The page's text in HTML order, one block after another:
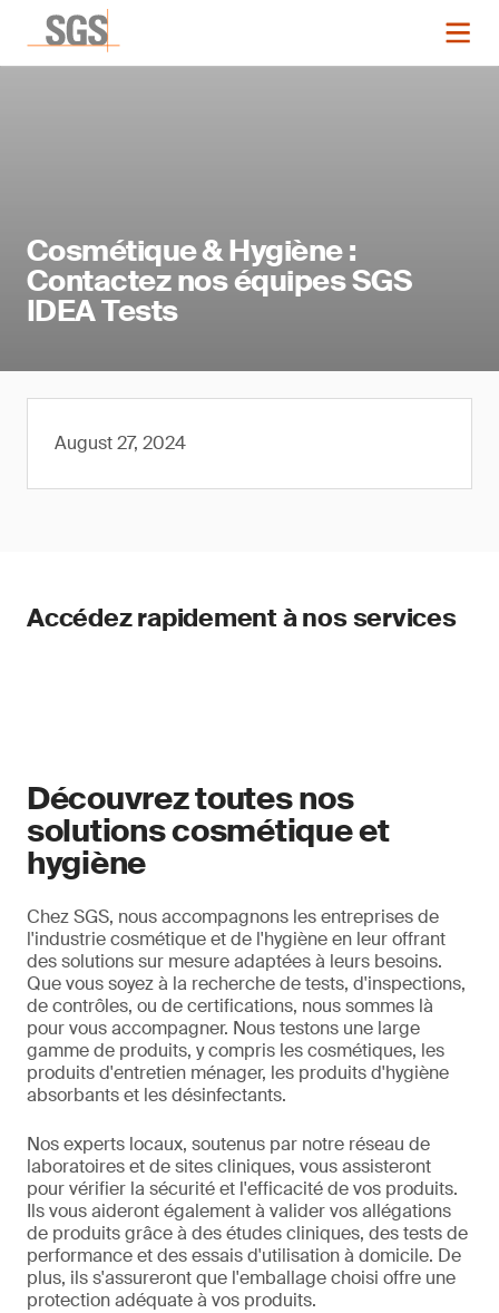
Cosmétique & Hygiène :
Contactez nos équipes SGS
IDEA Tests
August 27, 2024
Accédez rapidement à nos services
Découvrez toutes nos
solutions cosmétique et
hygiène
Chez SGS, nous accompagnons les entreprises de
l'industrie cosmétique et de l'hygiène en leur offrant
des solutions sur mesure adaptées à leurs besoins.
Que vous soyez à la recherche de tests, d'inspections,
de contrôles, ou de certifications, nous sommes là
pour vous accompagner. Nous testons une large
gamme de produits, y compris les cosmétiques, les
produits d'entretien ménager, les produits d'hygiène
absorbants et les désinfectants.
Nos experts locaux, soutenus par notre réseau de
laboratoires et de sites cliniques, vous assisteront
pour vérifier la sécurité et l'efficacité de vos produits.
Ils vous aideront également à valider vos allégations
de produits grâce à des études cliniques, des tests de
performance et des essais d'utilisation à domicile. De
plus, ils s'assureront que l'emballage choisi offre une
protection adéquate à vos produits.